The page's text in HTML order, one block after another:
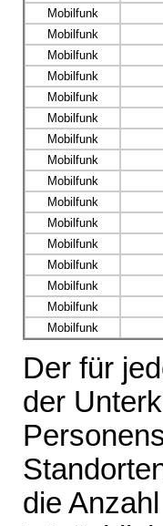
Mobilfunk
Mobilfunk
Mobilfunk
Mobilfunk
Mobilfunk
Mobilfunk
Mobilfunk
Mobilfunk
Mobilfunk
Mobilfunk
Mobilfunk
Mobilfunk
Mobilfunk
Mobilfunk
Mobilfunk
Mobilfunk
Der für
der
die